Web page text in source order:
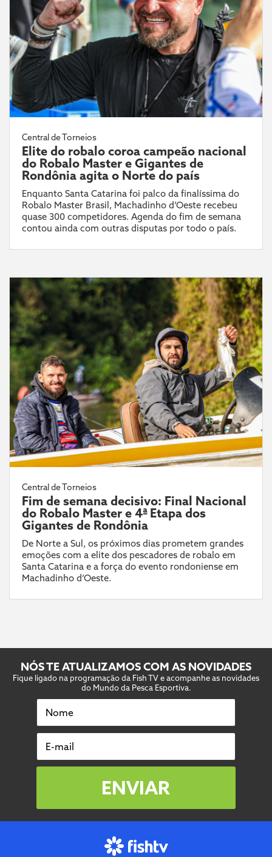
Central de Torneios
Elite do robalo coroa campeão nacional
do Robalo Master e Gigantes de
Rondônia agita o Norte do país
Enquanto Santa Catarina foi palco da finalíssima do
Robalo Master Brasil, Machadinho d’Oeste recebeu
quase 300 competidores. Agenda do fim de semana
contou ainda com outras disputas por todo o país.
Central de Torneios
Fim de semana decisivo: Final Nacional
do Robalo Master e 4ª Etapa dos
Gigantes de Rondônia
De Norte a Sul, os próximos dias prometem grandes
emoções com a elite dos pescadores de robalo em
Santa Catarina e a força do evento rondoniense em
Machadinho d’Oeste.
NÓS TE ATUALIZAMOS COM AS NOVIDADES
Fique ligado na programação da Fish TV e acompanhe as novidades
do Mundo da Pesca Esportiva.
Nome
E-mail
ENVIAR